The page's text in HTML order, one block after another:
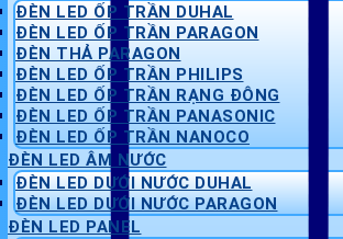
ĐÈN LED ỐP TRẦN DUHAL
ĐÈN LED ỐP TRẦN PARAGON
ĐÈN THẢ PARAGON
ĐÈN LED ỐP TRẦN PHILIPS
ĐÈN LED ỐP TRẦN RẠNG ĐÔNG
ĐÈN LED ỐP TRẦN PANASONIC
ĐÈN LED ỐP TRẦN NANOCO
ĐÈN LED ÂM NƯỚC
ĐÈN LED DƯỚI NƯỚC DUHAL
ĐÈN LED DƯỚI NƯỚC PARAGON
ĐÈN LED PANEL